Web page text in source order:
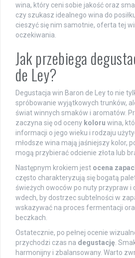
wina, który ceni sobie jakość oraz
czy szukasz idealnego wina do
cieszyć się nim samotnie, oferta tej
oczekiwania.
Jak przebiega
de Ley?
Degustacja win Baron de Ley to nie
spróbowanie wyjątkowych trunków,
świat winnych smaków i aromatów.
zaczyna się od oceny koloru wina,
informacji o jego wieku i rodzaju
młodsze wina mają jaśniejszy kolor,
mogą przybierać odcienie złota lub
Następnym krokiem jest ocena
często charakteryzują się bogatą
świeżych owoców po nuty przypraw i
wdech, by dostrzec subtelności w
wskazywać na proces fermentacji
beczkach.
Ostatecznie, po pełnej ocenie
przychodzi czas na degustację.
harmonijny i zbalansowany. Warto